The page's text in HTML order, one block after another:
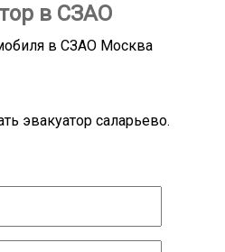
в СЗАО
в СЗАО Москва
эвакуатор саларьево.